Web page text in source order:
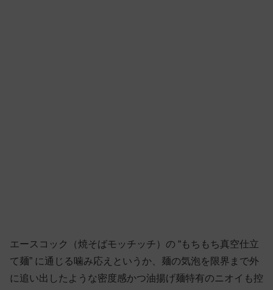
エースコック（焼そばモッチッチ）の “もちもち真空仕立
て麺” に通じる噛み応えというか、麺の気泡を限界まで外
に追い出したような密度感かつ油揚げ麺特有のニオイも控